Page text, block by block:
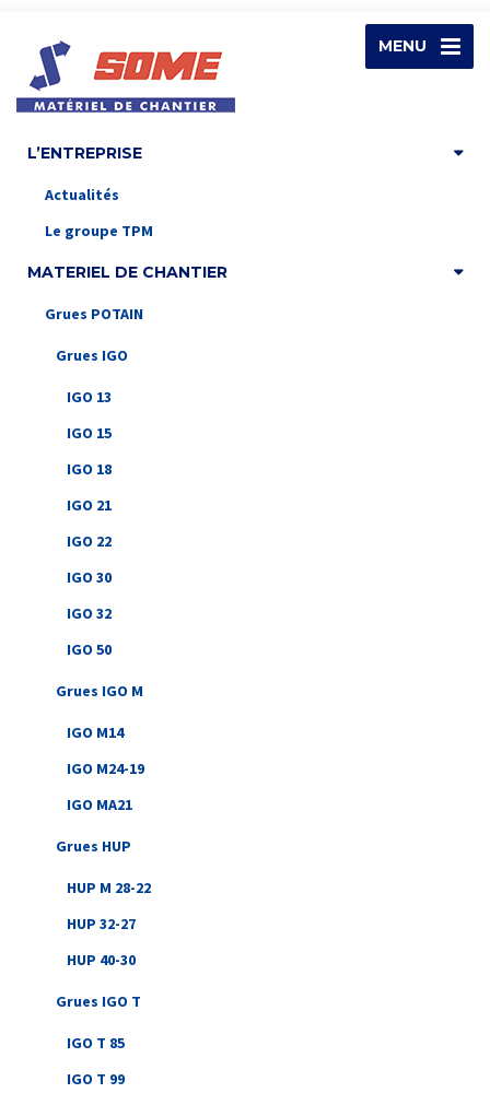
MENU
L’ENTREPRISE
Actualités
Le groupe TPM
MATERIEL DE CHANTIER
Grues POTAIN
Grues IGO
IGO 13
IGO 15
IGO 18
IGO 21
IGO 22
IGO 30
IGO 32
IGO 50
Grues IGO M
IGO M14
IGO M24-19
IGO MA21
Grues HUP
HUP M 28-22
HUP 32-27
HUP 40-30
Grues IGO T
IGO T 85
IGO T 99